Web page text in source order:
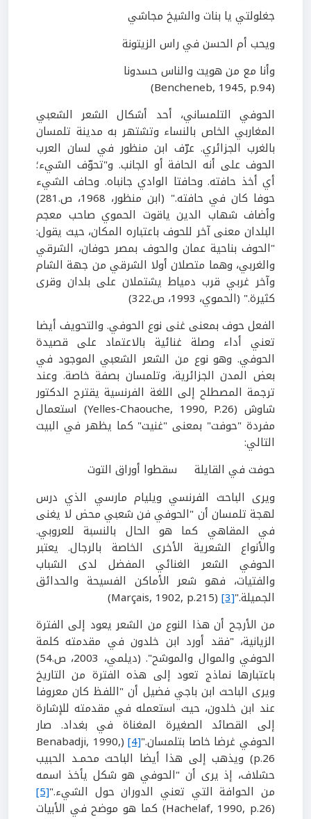
جغلولتي يا بنات والشيخ مجاشي
ويحب أم الحسن في راس الزيتونة
وأنا مع من هويت والناس حسدونا
(
Bencheneb, 1945, p.94
)
الحوفي التلمساني، أحد أشكال الشعر الشعبي
المغاربي الخاص بالنساء وتشتهر به مدينة تلمسان
بالغرب الجزائري. عرّف ابن منظور في لسان العرب
الحوف على أنه الحافة أو الجانب. و"تحوّف الشيء؛
أي أخذ حافته. وحافتا الوادي جانباه. وحاف الشيء
حوفا كان في حافته." (ابن منظور، 1968، ص.281
)
وأضاف شهاب الدين ياقوت الحموي صاحب معجم
البلدان معنى آخر للحوف باعتباره المكان، حيث يقول:
"الحوف بناحية عمان والحوف بمصر حوفان، الشرقي
والغربي، وهما متصلان أولا الشرقي من جهة الشام
وآخر غربي قرب دمياط يشتملان على بلدان وقرى
كثيرة." (الحموي، 1993، ص.322
)
الفعل حوف بمعنى غنى نوع الحوفي. والتحويف أيضا
تعني أداء وصلة غنائية بالاعتماد على قصيدة
الحوفي. وهو نوع من الشعر الشعبي الموجود في
بعض المدن الجزائرية، وتلمسان بصفة خاصة. وعند
ترجمة المصطلح إلى اللغة الفرنسية يقترح الدكتور
شاوش (
P.26
Yelles-Chaouche, 1990,
) استعمال
مفردة "حوفت" بمعنى "غنيت" كما يظهر في البيت
التالي:
حوفت في القايلة سقطوا أوراق التوت
ويرى الباحث الفرنسي ويليام مارسي الذي درس
لهجة تلمسان أن "الحوفي فن شعبي محض لا يغنى
في المقاهي كما هو الحال بالنسبة للعروبي.
والأنواع الشعرية الأخرى الخاصة بالرجال. يعتبر
الحوفي الشعر الغنائي المفضل لدى الشباب
والفتيات، فهو شعر الأماكن الفسيحة والحدائق
الجميلة."[3]
(
Marçais, 1902, p.215
)
من الأرجح أن هذا النوع من الشعر يعود إلى الفترة
الزيانية، "فقد أورد ابن خلدون في مقدمته كلمة
الحوفي والموال والموشح". (ديلمي، 2003، ص.54
)
باعتبارها نماذج تعود إلى هذه الفترة من التاريخ
ويرى الباحث ابن باجي فضيل أن "اللفظ كان معروفا
عند ابن خلدون، حيث استعمله في مقدمته للإشارة
إلى القصائد الصغيرة المغناة في بغداد. صار
الحوفي غرضا خاصا بتلمسان."[4]
(
Benabadji, 1990,
p.26
) ويذهب إلى هذا أيضا الباحث محمـد الحبيب
حشلاف، إذ يرى أن "الحوفي هو شكل يأخذ اسمه
من الحوافة التي تعني الدوران حول الشيء."[5]
(
Hachelaf, 1990, p.26
) كما هو موضح في الأبيات